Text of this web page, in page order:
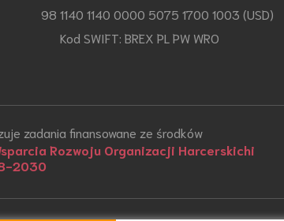
98 1140 1140 0000 5075 1700 1003 (USD)
Kod SWIFT: BREX PL PW WRO
zadania finansowane ze środków
Rozwoju Organizacji Harcerskichi
2030